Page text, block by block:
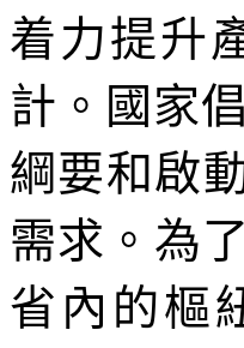
着力提升
計。國家
綱要和啟
需求。為
省內的樞